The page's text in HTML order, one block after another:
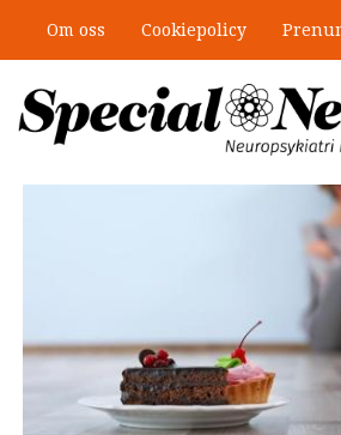
huvudinnehåll
Om oss Cookiepolicy
”Jobbet gick bra –
stödet bort”